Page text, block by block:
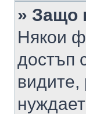
» Защо
Някои
достъп
видите,